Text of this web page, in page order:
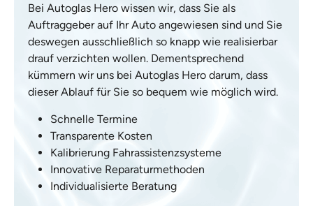
Bei Autoglas Hero wissen wir, dass Sie als
Auftraggeber auf Ihr Auto angewiesen sind und Sie
deswegen ausschließlich so knapp wie realisierbar
drauf verzichten wollen. Dementsprechend
kümmern wir uns bei Autoglas Hero darum, dass
dieser Ablauf für Sie so bequem wie möglich wird.
Schnelle Termine
Transparente Kosten
Kalibrierung Fahrassistenzsysteme
Innovative Reparaturmethoden
Individualisierte Beratung